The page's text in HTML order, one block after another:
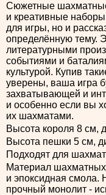
Сюжетные
и креативные
для игры, но и
определённую тему.
литературными
событиями и
культурой. Купив
уверены, ваша игра
захватывающей и
и особенно если вы
их шахматами.
Высота короля 8 см,
Высота пешки 5 см,
Подходят для
Материал
и эпоксидная смола.
прочный монолит -